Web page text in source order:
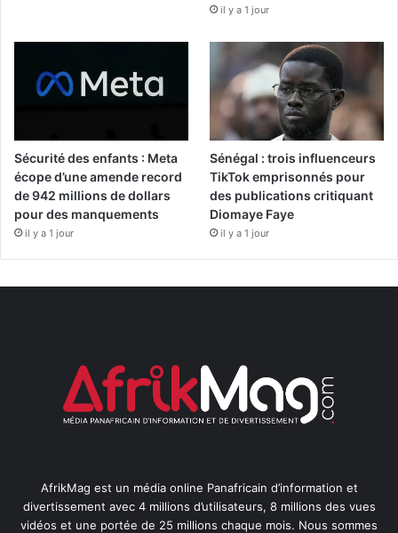
il y a 1 jour
Sécurité des enfants : Meta
écope d’une amende record
de 942 millions de dollars
pour des manquements
il y a 1 jour
Sénégal : trois influenceurs
TikTok emprisonnés pour
des publications critiquant
Diomaye Faye
il y a 1 jour
AfrikMag est un média online Panafricain d’information et
divertissement avec 4 millions d’utilisateurs, 8 millions des vues
vidéos et une portée de 25 millions chaque mois. Nous sommes